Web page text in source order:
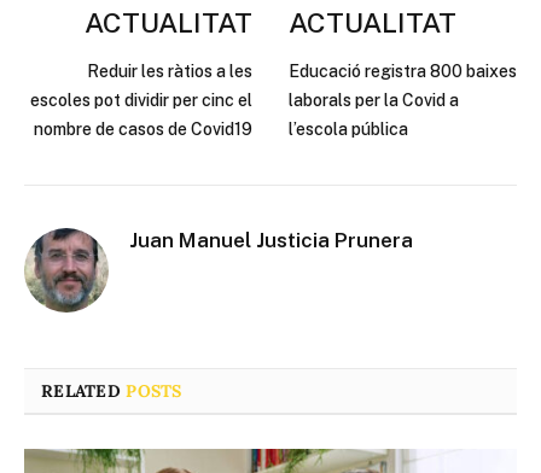
ACTUALITAT
Reduir les ràtios a les
escoles pot dividir per cinc el
nombre de casos de Covid19
ACTUALITAT
Educació registra 800 baixes
laborals per la Covid a
l’escola pública
Juan Manuel Justicia Prunera
RELATEDPOSTS